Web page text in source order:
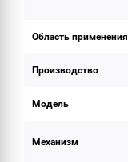
Область применения
Производство
Модель
Механизм